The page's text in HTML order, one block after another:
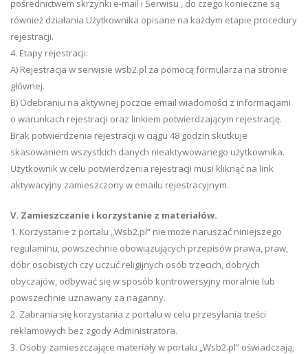
pośrednictwem skrzynki e-mail i Serwisu , do czego konieczne są
również działania Użytkownika opisane na każdym etapie procedury
rejestracji.
4. Etapy rejestracji:
A) Rejestracja w serwisie wsb2.pl za pomocą formularza na stronie
głównej.
B) Odebraniu na aktywnej poczcie email wiadomości z informacjami
o warunkach rejestracji oraz linkiem potwierdzającym rejestrację.
Brak potwierdzenia rejestracji w ciągu 48 godzin skutkuje
skasowaniem wszystkich danych nieaktywowanego użytkownika.
Użytkownik w celu potwierdzenia rejestracji musi kliknąć na link
aktywacyjny zamieszczony w emailu rejestracyjnym.
V. Zamieszczanie i korzystanie z materiałów.
1. Korzystanie z portalu „Wsb2.pl” nie może naruszać niniejszego
regulaminu, powszechnie obowiązujących przepisów prawa, praw,
dóbr osobistych czy uczuć religijnych osób trzecich, dobrych
obyczajów, odbywać się w sposób kontrowersyjny moralnie lub
powszechnie uznawany za naganny.
2. Zabrania się korzystania z portalu w celu przesyłania treści
reklamowych bez zgody Administratora.
3. Osoby zamieszczające materiały w portalu „Wsb2.pl” oświadczają,